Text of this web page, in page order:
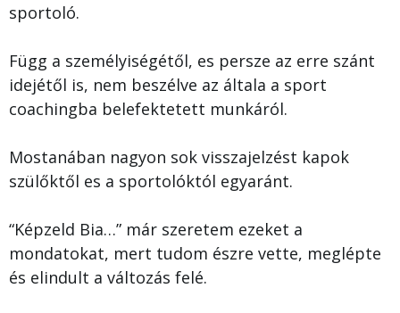
sportoló.
Függ a személyiségétől, es persze az erre szánt
idejétől is, nem beszélve az általa a sport
coachingba belefektetett munkáról.
Mostanában nagyon sok visszajelzést kapok
szülőktől es a sportolóktól egyaránt.
“Képzeld Bia…” már szeretem ezeket a
mondatokat, mert tudom észre vette, meglépte
és elindult a változás felé.